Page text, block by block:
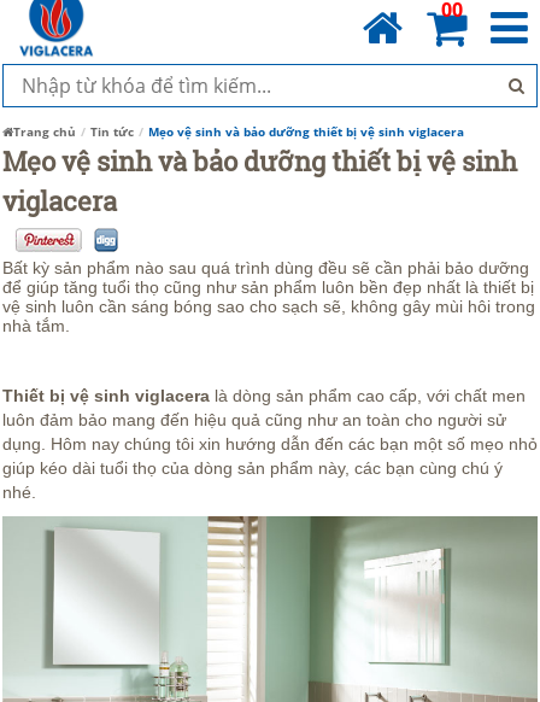
00
Trang chủ Tin tức Mẹo vệ sinh và bảo dưỡng thiết bị vệ sinh viglacera
Mẹo vệ sinh và bảo dưỡng thiết bị vệ sinh
viglacera
Bất kỳ sản phẩm nào sau quá trình dùng đều sẽ cần phải bảo dưỡng
để giúp tăng tuổi thọ cũng như sản phẩm luôn bền đẹp nhất là thiết bị
vệ sinh luôn cần sáng bóng sao cho sạch sẽ, không gây mùi hôi trong
nhà tắm.
Thiết bị vệ sinh viglacera là dòng sản phẩm cao cấp, với chất men
luôn đảm bảo mang đến hiệu quả cũng như an toàn cho người sử
dụng. Hôm nay chúng tôi xin hướng dẫn đến các bạn một số mẹo nhỏ
giúp kéo dài tuổi thọ của dòng sản phẩm này, các bạn cùng chú ý
nhé.